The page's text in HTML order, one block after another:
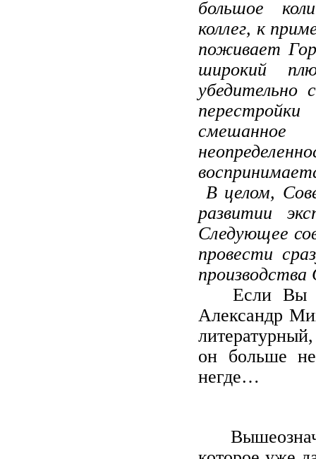
большое
коллег, к
поживает
широкий
убедительно
В целом,
раз­витии
Следующее
провести
Если
Александр
литературный
он больше
негде…